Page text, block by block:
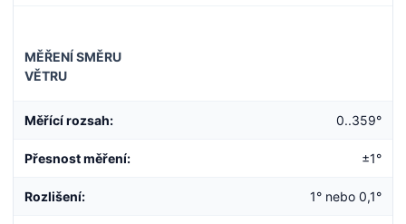
MĚŘENÍ SMĚRU
VĚTRU
Měřící rozsah: 0..359°
Přesnost měření: ±1°
Rozlišení: 1° nebo 0,1°